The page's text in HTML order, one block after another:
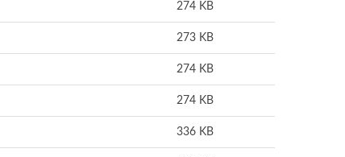
274 KB
273 KB
274 KB
274 KB
336 KB